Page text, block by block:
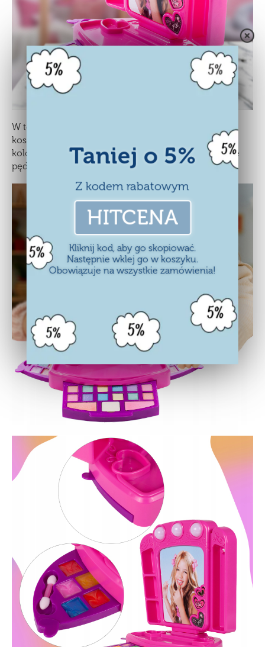
Taniej o 5%
Z kodem rabatowym
HITCENA
Kliknij kod, aby go skopiować.
Następnie wklej go w koszyku.
Obowiązuje na wszystkie zamówienia!
W toaletce znajduje się mnóstwo zmywalnych
kosmetyków, takich jak cała paleta podkładów i
kolorowych cieni do powiek, błyszczyki, róże, a także
pędzelki do nakładania makijażu.